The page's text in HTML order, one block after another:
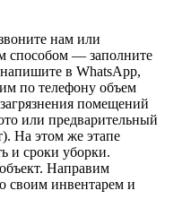
нам или
способом — заполните
в WhatsApp,
по телефону объем
помещений
или предварительный
На этом же этапе
и сроки уборки.
Направим
своим инвентарем и